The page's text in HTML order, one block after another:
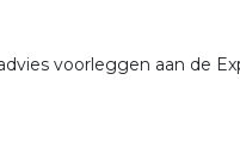
voorleggen aan de